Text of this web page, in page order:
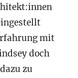
mit
doch
zu